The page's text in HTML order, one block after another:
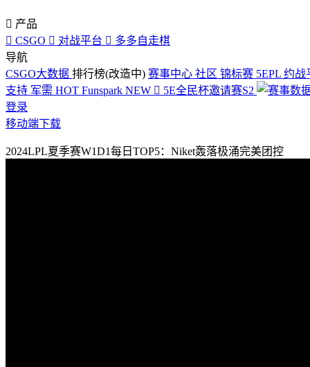
 产品
 CSGO  对战平台  多多自走棋
导航
CSGO大数据 排行榜(改造中) 赛事中心 社区 锦标赛 5EPL 约战
支持 军需 HOT Funspark NEW  5E全民杯邀请赛S2
登录
移动端下载
2024LPL夏季赛W1D1每日TOP5：Niket轰落极涌完美团控